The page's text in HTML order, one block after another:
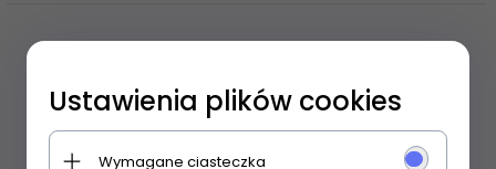
OPIS PRODUKTU
Ustawienia plików cookies
Wymagane ciasteczka